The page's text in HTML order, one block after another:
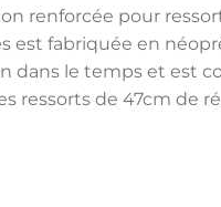
renforcée pour
est fabriquée en
dans le temps et est
ressorts de 47cm de